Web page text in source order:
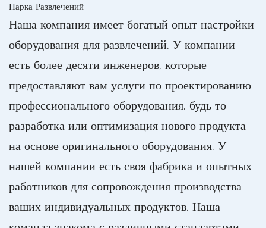
Парка Развлечений
Наша компания имеет богатый опыт настройки
оборудования для развлечений. У компании
есть более десяти инженеров, которые
предоставляют вам услуги по проектированию
профессионального оборудования, будь то
разработка или оптимизация нового продукта
на основе оригинального оборудования. У
нашей компании есть своя фабрика и опытных
работников для сопровождения производства
ваших индивидуальных продуктов. Наша